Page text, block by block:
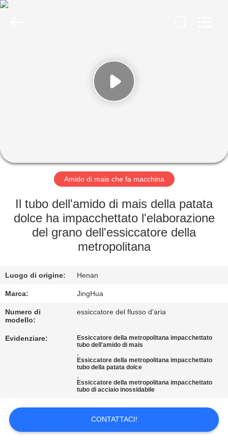
SPETTACOLO
VR
SU
DI
ALLA
FABBRICA
DELLA
CONTATTACI
NOTIZIE
-
2026
Amido di mais che fa macchina
Il tubo dell'amido di mais della patata
dolce ha impacchettato l'elaborazione
del grano dell'essiccatore della
metropolitana
Luogo di origine: Henan
Marca: JingHua
Numero di
modello:
essiccatore del flusso d'aria
Evidenziare:
Essiccatore della metropolitana impacchettato
tubo dell'amido di mais
,
Essiccatore della metropolitana impacchettato
tubo della patata dolce
,
Essiccatore della metropolitana impacchettato
tubo di acciaio inossidabile
CONTATTACI!